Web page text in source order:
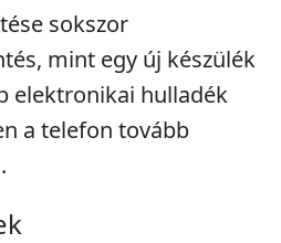
sokszor
mint egy új készülék
elektronikai hulladék
a telefon tovább